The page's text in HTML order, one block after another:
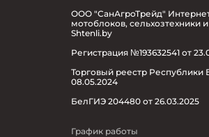
ООО "СанАгроТрейд"
мотоблоков, сельхозтехники
Shtenli.by
Регистрация №193632541 от
Торговый реестр Республики
08.05.2024
БелГИЭ 204480 от 26.03.2025
График работы